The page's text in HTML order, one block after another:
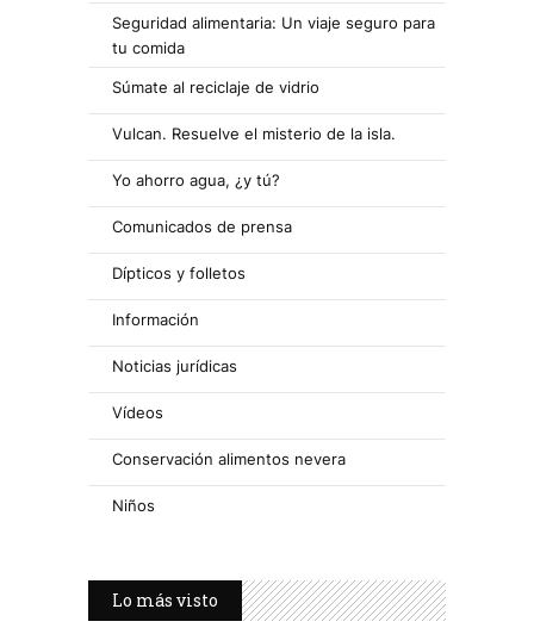
Seguridad alimentaria: Un viaje seguro para
tu comida
Súmate al reciclaje de vidrio
Vulcan. Resuelve el misterio de la isla.
Yo ahorro agua, ¿y tú?
Comunicados de prensa
Dípticos y folletos
Información
Noticias jurídicas
Vídeos
Conservación alimentos nevera
Niños
Lo más visto